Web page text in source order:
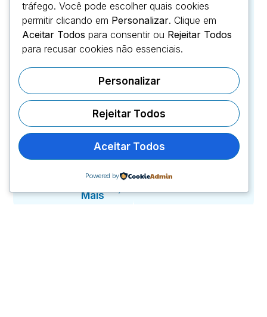
hackers,
vazamento
de dados
e
ransomware.
Cobertura
completa
para riscos
digitais e
conformidade
Mais
ideal.
tráfego. Você pode escolher quais cookies
permitir clicando em Personalizar. Clique em
Aceitar Todos para consentir ou Rejeitar Todos
para recusar cookies não essenciais.
Personalizar
Rejeitar Todos
Aceitar Todos
Powered by